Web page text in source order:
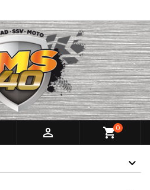
 shopping_cart0